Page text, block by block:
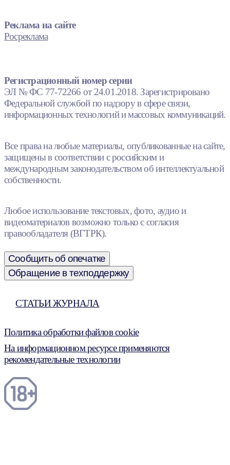
Реклама на сайте
Росреклама
Регистрационный номер серии
ЭЛ № ФС 77-72266 от 24.01.2018. Зарегистрировано
Федеральной службой по надзору в сфере связи,
информационных технологий и массовых коммуникаций.
Все права на любые материалы, опубликованные на сайте,
защищены в соответствии с российским и
международным законодательством об интеллектуальной
собственности.
Любое использование текстовых, фото, аудио и
видеоматериалов возможно только с согласия
правообладателя (ВГТРК).
Сообщить об опечатке
Обращение в техподдержку
СТАТЬИ ЖУРНАЛА
Политика обработки файлов cookie
На информационном ресурсе применяются
рекомендательные технологии